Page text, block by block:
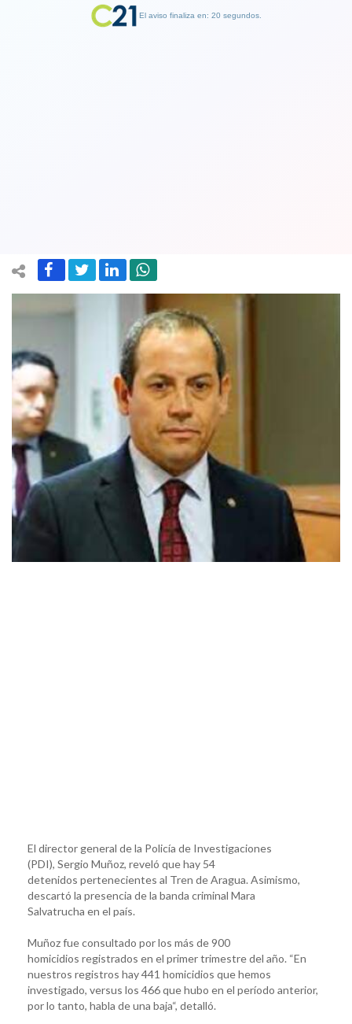
El director general de la Policía de Investigaciones
(PDI), Sergio Muñoz, reveló que hay 54
detenidos pertenecientes al Tren de Aragua. Asimismo,
descartó la presencia de la banda criminal Mara
Salvatrucha en el país.
Muñoz fue consultado por los más de 900
homicidios registrados en el primer trimestre del año. “En
nuestros registros hay 441 homicidios que hemos
investigado, versus los 466 que hubo en el período anterior,
por lo tanto, habla de una baja“, detalló.
El aviso finaliza en: 19 segundos.